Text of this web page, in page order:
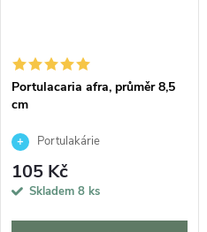
Portulacaria afra, průměr 8,5
cm
Portulakárie
105 Kč
Skladem 8 ks